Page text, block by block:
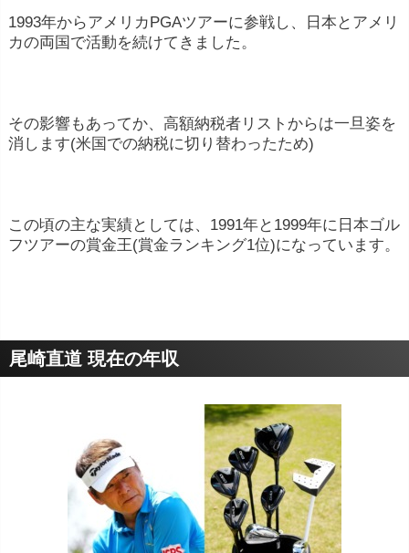
ルフコースやゴルフアカデミーを所有・運営す
る場合があります。これにより、収入を得るこ
著作権収入
: 一部のプロゴルフ選手は、自伝や
ゴルフ指南書などを執筆し、著作権収入を得る
ゴルフ以外の事業にも投資し、収入を得ること
があります。
1993年からアメリカPGAツアーに参戦し、日本とアメリ
カの両国で活動を続けてきました。
その影響もあってか、高額納税者リストからは一旦姿を
消します(米国での納税に切り替わったため)
この頃の主な実績としては、1991年と1999年に日本ゴル
フツアーの賞金王(賞金ランキング1位)になっています。
尾崎直道 現在の年収